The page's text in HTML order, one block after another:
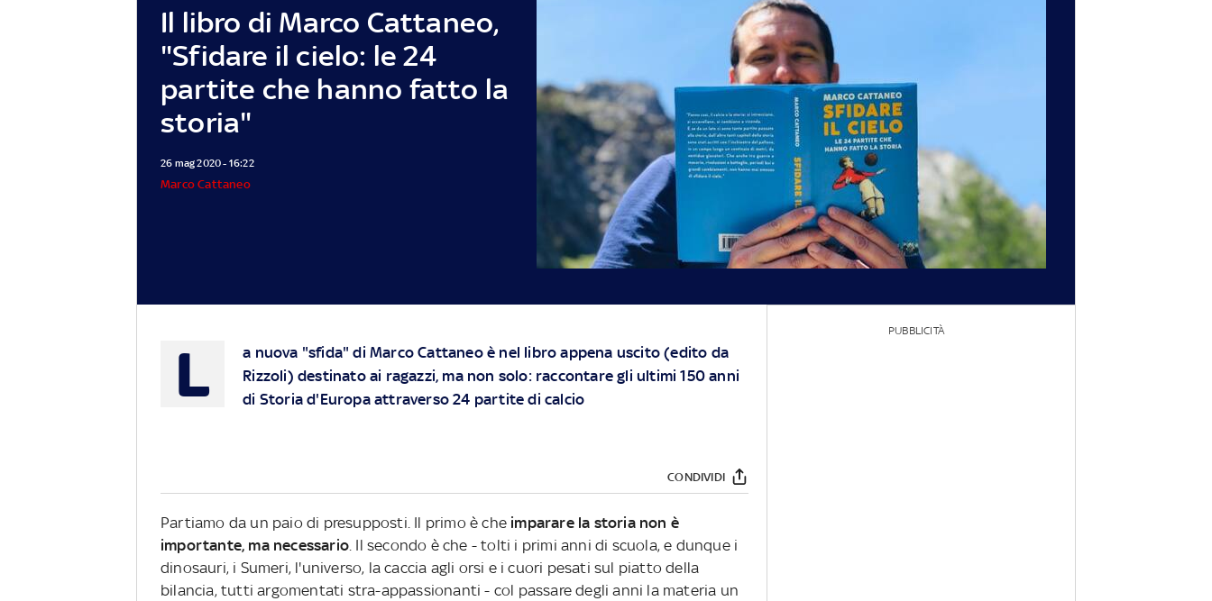
Il libro di Marco Cattaneo,
"Sfidare il cielo: le 24
partite che hanno fatto la
storia"
26 mag 2020 - 16:22
Marco Cattaneo
L
a nuova "sfida" di Marco Cattaneo è nel libro appena uscito (edito da
Rizzoli) destinato ai ragazzi, ma non solo: raccontare gli ultimi 150 anni
di Storia d'Europa attraverso 24 partite di calcio
CONDIVIDI
Partiamo da un paio di presupposti. Il primo è che imparare la storia non è
importante, ma necessario. Il secondo è che - tolti i primi anni di scuola, e dunque i
dinosauri, i Sumeri, l'universo, la caccia agli orsi e i cuori pesati sul piatto della
bilancia, tutti argomentati stra-appassionanti - col passare degli anni la materia un
PUBBLICITÀ